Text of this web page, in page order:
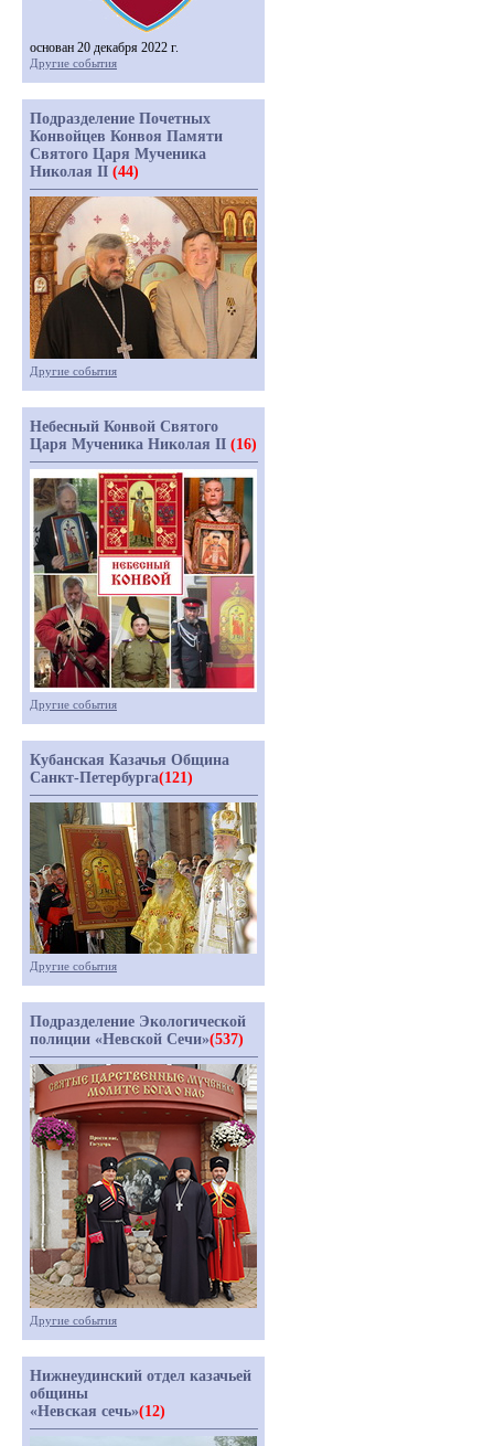
основан 20 декабря 2022 г.
Другие события
Подразделение Почетных
Конвойцев Конвоя Памяти
Святого Царя Мученика
Николая II (44)
Другие события
Небесный Конвой Святого
Царя Мученика Николая II (16)
Другие события
Кубанская Казачья Община
Санкт-Петербурга(121)
Другие события
Подразделение Экологической
полиции «Невской Сечи»(537)
Другие события
Нижнеудинский отдел казачьей
общины
«Невская сечь»(12)